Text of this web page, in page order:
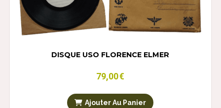
DISQUE USO FLORENCE ELMER
79,00€
Ajouter Au Panier